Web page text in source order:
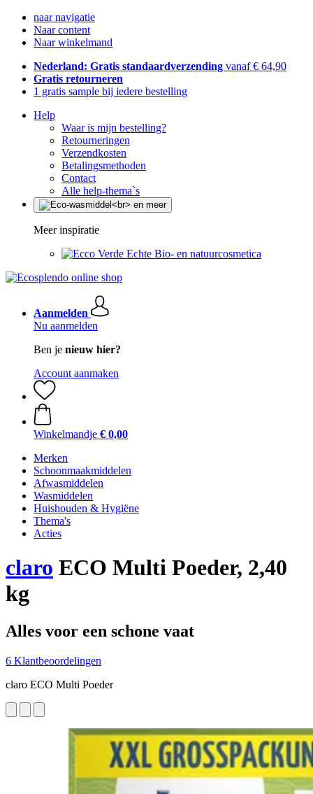
naar navigatie
Naar content
Naar winkelmand
Nederland: Gratis standaardverzending vanaf € 64,90
Gratis retourneren
1 gratis sample bij iedere bestelling
Help
Waar is mijn bestelling?
Retourneringen
Verzendkosten
Betalingsmethoden
Contact
Alle help-thema`s
Meer inspiratie
Echte Bio- en natuurcosmetica
Aanmelden
Nu aanmelden
Ben je nieuw hier?
Account aanmaken
Winkelmandje € 0,00
Merken
Schoonmaakmiddelen
Afwasmiddelen
Wasmiddelen
Huishouden & Hygiëne
Thema's
Acties
claro ECO Multi Poeder, 2,40
kg
Alles voor een schone vaat
6 Klantbeoordelingen
claro ECO Multi Poeder